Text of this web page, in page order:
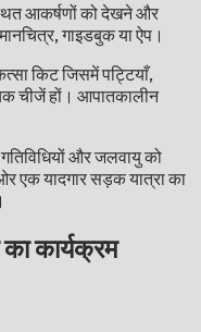
आकर्षणों को देखने और
गाइडबुक या ऐप।
किट जिसमें पट्टियाँ,
चीजें हों। आपातकालीन
और जलवायु को
एक यादगार सड़क यात्रा का
कार्यक्रम